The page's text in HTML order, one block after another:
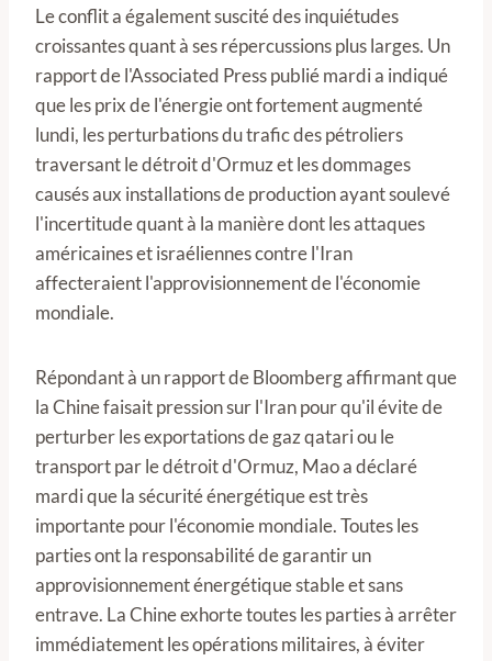
Le conflit a également suscité des inquiétudes
croissantes quant à ses répercussions plus larges. Un
rapport de l'Associated Press publié mardi a indiqué
que les prix de l'énergie ont fortement augmenté
lundi, les perturbations du trafic des pétroliers
traversant le détroit d'Ormuz et les dommages
causés aux installations de production ayant soulevé
l'incertitude quant à la manière dont les attaques
américaines et israéliennes contre l'Iran
affecteraient l'approvisionnement de l'économie
mondiale.
Répondant à un rapport de Bloomberg affirmant que
la Chine faisait pression sur l'Iran pour qu'il évite de
perturber les exportations de gaz qatari ou le
transport par le détroit d'Ormuz, Mao a déclaré
mardi que la sécurité énergétique est très
importante pour l'économie mondiale. Toutes les
parties ont la responsabilité de garantir un
approvisionnement énergétique stable et sans
entrave. La Chine exhorte toutes les parties à arrêter
immédiatement les opérations militaires, à éviter